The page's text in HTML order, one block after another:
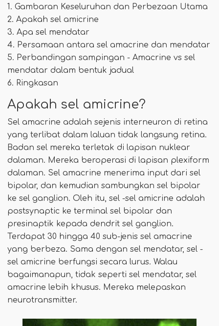
1. Gambaran Keseluruhan dan Perbezaan Utama
2. Apakah sel amicrine
3. Apa sel mendatar
4. Persamaan antara sel amacrine dan mendatar
5. Perbandingan sampingan - Amacrine vs sel
mendatar dalam bentuk jadual
6. Ringkasan
Apakah sel amicrine?
Sel amacrine adalah sejenis interneuron di retina
yang terlibat dalam laluan tidak langsung retina.
Badan sel mereka terletak di lapisan nuklear
dalaman. Mereka beroperasi di lapisan plexiform
dalaman. Sel amacrine menerima input dari sel
bipolar, dan kemudian sambungkan sel bipolar
ke sel ganglion. Oleh itu, sel -sel amicrine adalah
postsynaptic ke terminal sel bipolar dan
presinaptik kepada dendrit sel ganglion.
Terdapat 30 hingga 40 sub-jenis sel amacrine
yang berbeza. Sama dengan sel mendatar, sel -
sel amicrine berfungsi secara lurus. Walau
bagaimanapun, tidak seperti sel mendatar, sel
amacrine lebih khusus. Mereka melepaskan
neurotransmitter.